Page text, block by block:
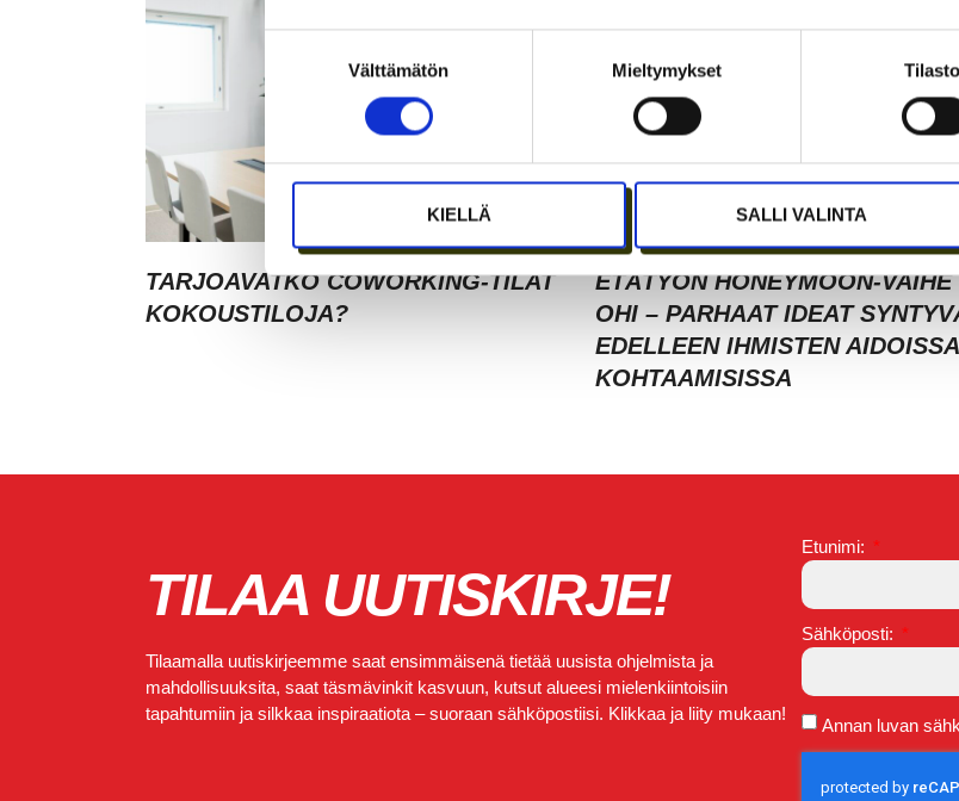
Välttämätön Mieltymykset
KIELLÄ SALLI VALINTA
TARJOAVATKO COWORKING-TILAT
KOKOUSTILOJA?
ETÄTYÖN HONEYMOON-VAIHE
OHI – PARHAAT IDEAT
EDELLEEN IHMISTEN AIDOISSA
KOHTAAMISISSA
TILAA UUTISKIRJE!
Tilaamalla uutiskirjeemme saat ensimmäisenä tietää uusista ohjelmista ja
mahdollisuuksita, saat täsmävinkit kasvuun, kutsut alueesi mielenkiintoisiin
tapahtumiin ja silkkaa inspiraatiota – suoraan sähköpostiisi. Klikkaa ja liity mukaan!
Etunimi:
Sähköposti:
Annan luvan